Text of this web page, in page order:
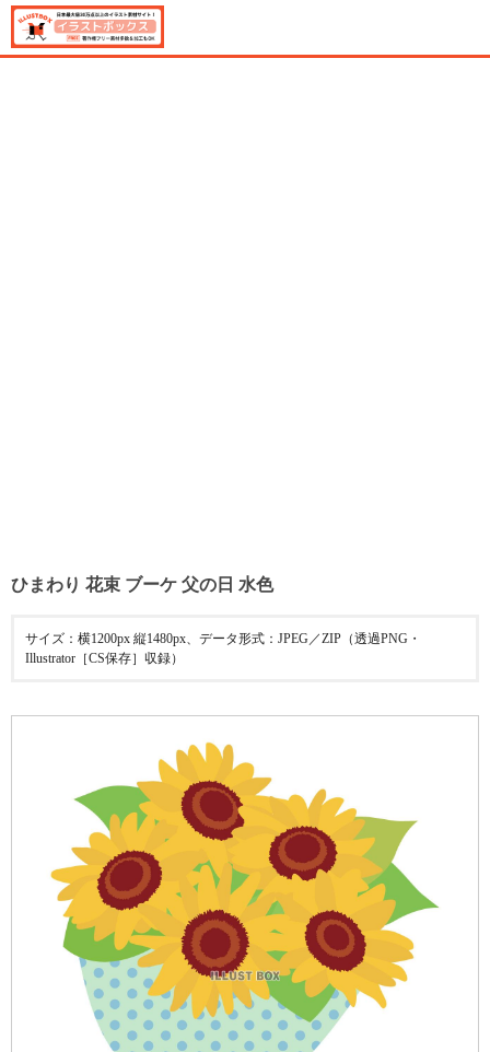
ひまわり 花束 ブーケ 父の日 水色
サイズ：横1200px 縦1480px、データ形式：JPEG／ZIP（透過PNG・
Illustrator［CS保存］収録）